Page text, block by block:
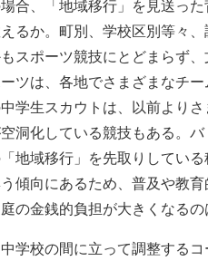
合、「地域移行」を見送っ
るか。町別、学校区別等々
スポーツ競技にとどまらず
ツは、各地でさまざまなチ
学生スカウトは、以前より
洞化している競技もある。
地域移行」を先取りしてい
傾向にあるため、普及や教
の金銭的負担が大きくなるの
学校の間に立って調整する